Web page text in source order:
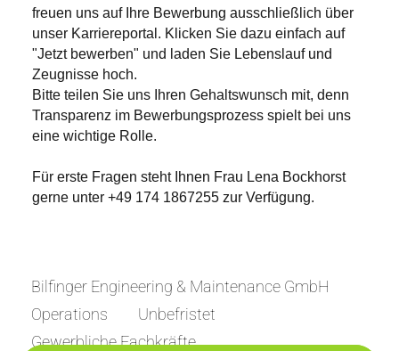
freuen uns auf Ihre Bewerbung ausschließlich über
unser Karriereportal. Klicken Sie dazu einfach auf
"Jetzt bewerben" und laden Sie Lebenslauf und
Zeugnisse hoch.
Bitte teilen Sie uns Ihren Gehaltswunsch mit, denn
Transparenz im Bewerbungsprozess spielt bei uns
eine wichtige Rolle.
Für erste Fragen steht Ihnen Frau Lena Bockhorst
gerne unter +49 174 1867255 zur Verfügung.
Bilfinger Engineering & Maintenance GmbH
Operations
Unbefristet
Gewerbliche Fachkräfte